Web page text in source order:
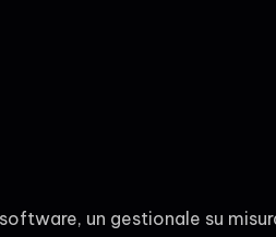
un gestionale su